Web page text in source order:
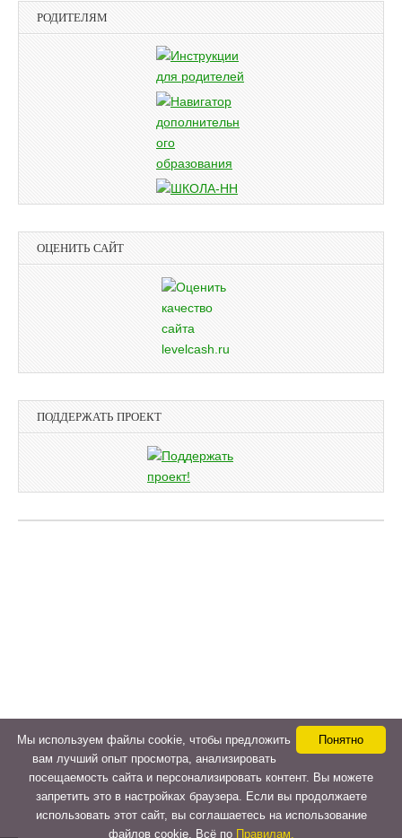
РОДИТЕЛЯМ
ОЦЕНИТЬ САЙТ
ПОДДЕРЖАТЬ ПРОЕКТ
Понятно
Мы используем файлы cookie, чтобы предложить
вам лучший опыт просмотра, анализировать
посещаемость сайта и персонализировать контент. Вы можете
запретить это в настройках браузера. Если вы продолжаете
использовать этот сайт, вы соглашаетесь на использование
файлов cookie. Всё по Правилам.